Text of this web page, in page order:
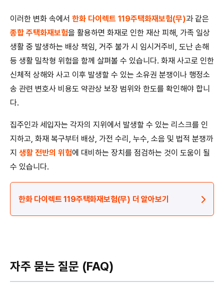
이러한 변화 속에서 한화 다이렉트 119주택화재보험(무)과 같은
종합 주택화재보험을 활용하면 화재로 인한 재산 피해, 가족 일상
생활 중 발생하는 배상 책임, 거주 불가 시 임시거주비, 도난 손해
등 생활 밀착형 위험을 함께 살펴볼 수 있습니다. 화재 사고로 인한
신체적 상해와 사고 이후 발생할 수 있는 소유권 분쟁이나 행정소
송 관련 변호사 비용도 약관상 보장 범위와 한도를 확인해야 합니
다.
집주인과 세입자는 각자의 지위에서 발생할 수 있는 리스크를 인
지하고, 화재 복구부터 배상, 가전 수리, 누수, 소음 및 법적 분쟁까
지 생활 전반의 위험에 대비하는 장치를 점검하는 것이 도움이 될
수 있습니다.
한화 다이렉트 119주택화재보험(무) 더 알아보기
자주 묻는 질문 (FAQ)